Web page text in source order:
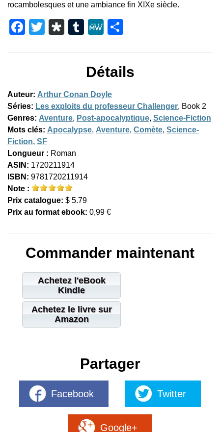
rocambolesques et une ambiance fin XIXe siècle.
Facebook
TwitterDiaspora
TumblrMeWe
Détails
Auteur: Arthur Conan Doyle
Séries: Les exploits du professeur Challenger, Book 2
Genres: Aventure, Post-apocalyptique, Science-Fiction
Mots clés: Apocalypse, Aventure, Comète, Science-
Fiction, SF
Longueur : Roman
ASIN: 1720211914
ISBN: 9781720211914
Note :
Prix catalogue: $ 5.79
Prix au format ebook: 0,99 €
Commander maintenant
Achetez l'eBook
Kindle
Achetez le livre sur
Amazon
Partager
Facebook Twitter
Google+